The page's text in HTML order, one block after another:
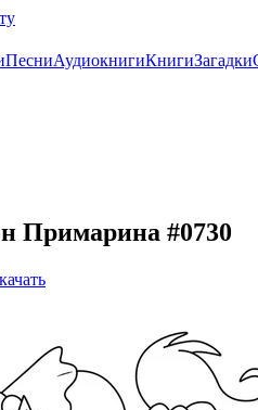
ПесниАудиокнигиКнигиЗагадки
Примарина #0730